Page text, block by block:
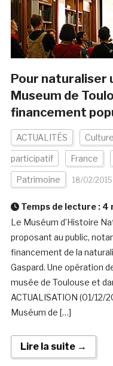
Pour naturaliser
Museum de
financement
ACTUALITÉS
participatif France
Patrimoine 18/02/2015
Temps de lecture : 4
Le Muséum d’Histoire
proposant au public,
financement de la
Gaspard. Une opération
musée de Toulouse et
ACTUALISATION (01/12/
Muséum de […]
Lire la suite →